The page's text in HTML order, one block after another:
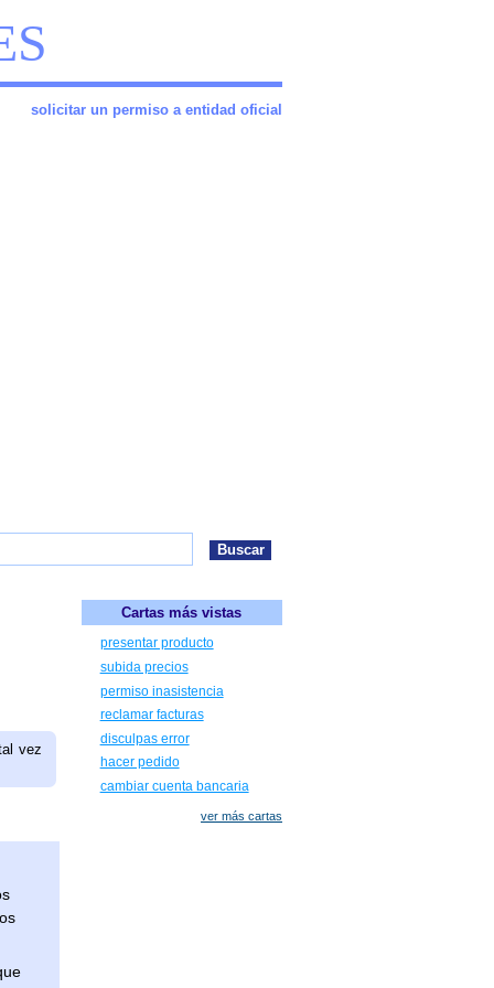
solicitar un permiso a entidad oficial
vez
Cartas más vistas
presentar producto
subida precios
permiso inasistencia
reclamar facturas
disculpas error
hacer pedido
cambiar cuenta bancaria
ver más cartas